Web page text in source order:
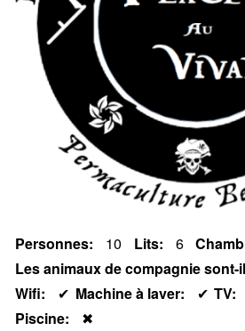
Personnes 10 Lits 6
Les animaux de compagnie sont-
Wifi
✔ Machine à laver ✔ TV
Piscine
✖